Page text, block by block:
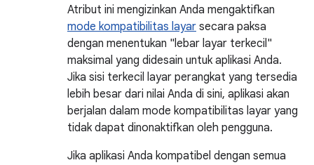
Atribut ini mengizinkan Anda mengaktifkan
mode kompatibilitas layar secara paksa
dengan menentukan "lebar layar terkecil"
maksimal yang didesain untuk aplikasi Anda.
Jika sisi terkecil layar perangkat yang tersedia
lebih besar dari nilai Anda di sini, aplikasi akan
berjalan dalam mode kompatibilitas layar yang
tidak dapat dinonaktifkan oleh pengguna.
Jika aplikasi Anda kompatibel dengan semua